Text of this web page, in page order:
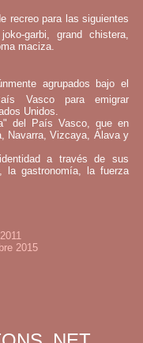
recreo para las siguientes
garbi, grand chistera,
maciza.
agrupados bajo el
Vasco para emigrar
Unidos.
del País Vasco, que en
Navarra, Vizcaya, Álava y
a través de sus
la gastronomía, la fuerza
2015